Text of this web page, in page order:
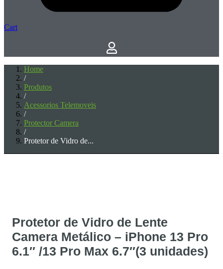
Cart
Home
/
Produtos
/
Acessorios Telemoveis
/
Protector Camera
/
Protetor de Vidro de...
Protetor de Vidro de Lente
Camera Metálico – iPhone 13 Pro
6.1″ /13 Pro Max 6.7″(3 unidades)